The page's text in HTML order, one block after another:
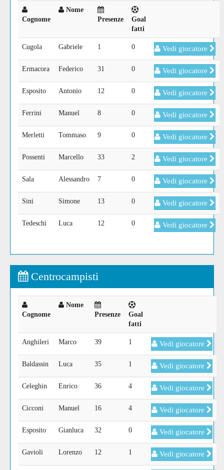
Cognome
Nome
Presenze
Goal
fatti
Cugola Gabriele 1 0 Vedi giocatore
Ermacora Federico 31 0 Vedi giocatore
Esposito Antonio 12 0 Vedi giocatore
Ferrini Manuel 8 0 Vedi giocatore
Merletti Tommaso 9 0 Vedi giocatore
Possenti Marcello 33 2 Vedi giocatore
Sala Alessandro 7 0 Vedi giocatore
Sini Simone 13 0 Vedi giocatore
Tedeschi Luca 12 0 Vedi giocatore
Centrocampisti
Cognome
Nome
Presenze
Goal
fatti
Anghileri Marco 39 1 Vedi giocatore
Baldassin Luca 35 1 Vedi giocatore
Celeghin Enrico 36 4 Vedi giocatore
Cicconi Manuel 16 4 Vedi giocatore
Esposito Gianluca 32 0 Vedi giocatore
Gavioli Lorenzo 12 1 Vedi giocatore